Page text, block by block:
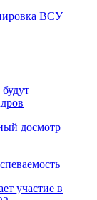
ВСУ
досмотр
участие в